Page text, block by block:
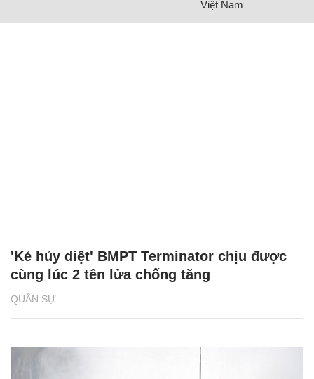
Việt Nam
QUÂN SỰ
'Kẻ hủy diệt' BMPT Terminator chịu được
cùng lúc 2 tên lửa chống tăng